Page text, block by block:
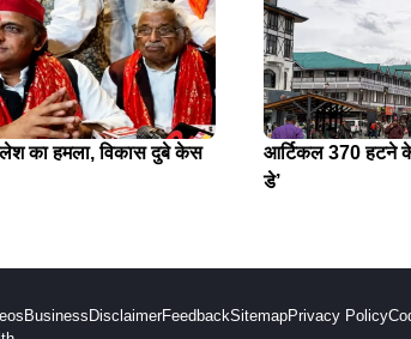
का हमला, विकास दुबे केस
आर्टिकल 370 हटने
डे’
BusinessDisclaimerFeedbackSitemapPrivacy Policy